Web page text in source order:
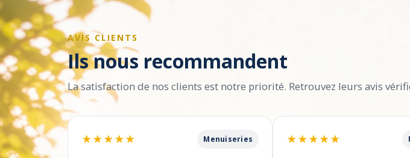
AVIS CLIENTS
Ils nous recommandent
La satisfaction de nos clients est notre priorité. Retrouvez leurs avis
★★★★★ Menuiseries ★★★★★